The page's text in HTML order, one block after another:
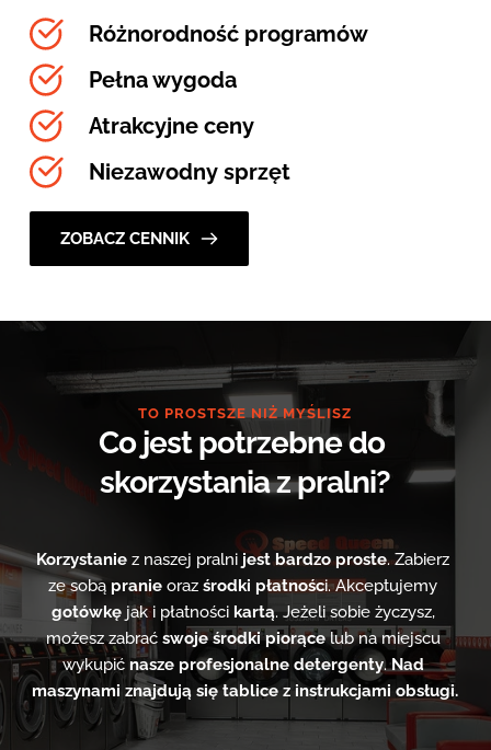
Różnorodność programów
Pełna wygoda
Atrakcyjne ceny
Niezawodny sprzęt
ZOBACZ CENNIK
TO PROSTSZE NIŻ MYŚLISZ
Co jest potrzebne do
skorzystania z pralni?
Korzystanie z naszej pralni jest bardzo proste. Zabierz
ze sobą pranie oraz środki płatnośc
gotówkę jak i płatności kartą. Jeżeli sobie życzysz,
możesz zabrać swoje środki piorące lub na miejscu
wykupić nasze profesjonalne detergenty. Nad
maszynami znajdują się tablice z instrukcjami obsługi.